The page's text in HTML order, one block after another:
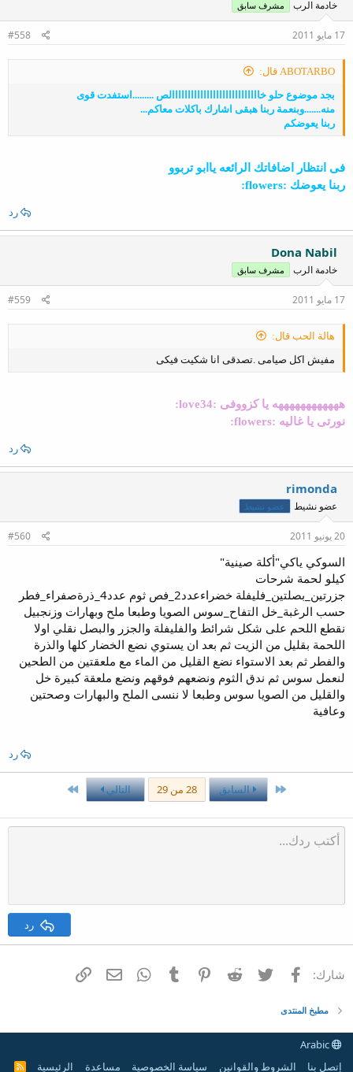
خادمة الرب مشرف سابق
17 مايو 2011 #558
ABOTARBO قال:
بجد موضوع حلو خاااااااااااااااااااااااااااالص .........استفدت قوى
منه.......وبنعمة ربنا هبقى اشارك باكلات معاكم...
ربنا يعوضكم
فى انتظار اضافاتك الرائعه ياابو تربوو
ربنا يعوضك :flowers:
رد
Dona Nabil
خادمة الرب مشرف سابق
17 مايو 2011 #559
هالة الحب قال:
مفيش اكل صيامى .تصدقى انا شكيت فيكى
ههههههههههههه يا كزووفى :love34:
نورتى يا غاليه :flowers:
رد
rimonda
عضو نشيط عضو نشيط
20 يونيو 2011 #560
السوكي ياكي"أكلة صينية"
كيلو لحمة شرحات
جزرتين_بصلتين_فليفلة خضراءعدد2_فص ثوم عدد4_ذرةصفراء_فطر
حسب الرغبة_خل التفاح_سوس الصويا وطبعا ملح وبهارات وزنجبيل
نقطع اللحم على شكل شرائط والفليفلة والجزر والبصل نقلي اولا
اللحمة بقليل من الزيت ثم بعد ان يستوي نضع الخضار كلها والذرة
والفطر ثم بعد الاستواء نضع القليل من الماء مع ملعقتين من الطحين
لنعمل سوس ثم ندق الثوم ونضعهم فوقهم ونضع ملعقة كبيرة خل
والقليل من الصويا سوس وطبعا لا ننسى الملح والبهارات وصحتين
وعافية
رد
الأول السابق 28 من 29 التالي الاخير
رد
شارك: فيسبوك تويتر Reddit
Pinterest
Tumblr
WhatsAppالبريد الإلكتروني
مطبخ المنتدى
إتصل بنا
الشروط والقوانين سياسة الخصوصية مساعدة الرئيسية
R